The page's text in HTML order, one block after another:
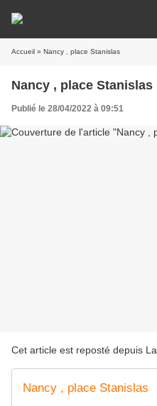
Accueil » Nancy , place Stanislas
Nancy , place Stanislas
Publié le 28/04/2022 à 09:51
Cet article est reposté depuis
Nancy , place Stanislas